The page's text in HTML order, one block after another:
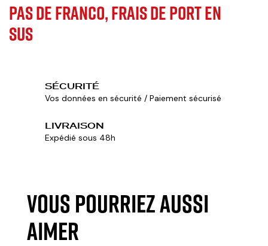
PAS DE FRANCO, FRAIS DE PORT EN
SUS
SÉCURITÉ
Vos données en sécurité / Paiement sécurisé
LIVRAISON
Expédié sous 48h
VOUS POURRIEZ AUSSI
AIMER